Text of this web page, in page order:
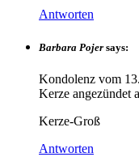
Antworten
Barbara Pojer says:
Kondolenz vom
Kerze angezündet
Kerze-Groß
Antworten